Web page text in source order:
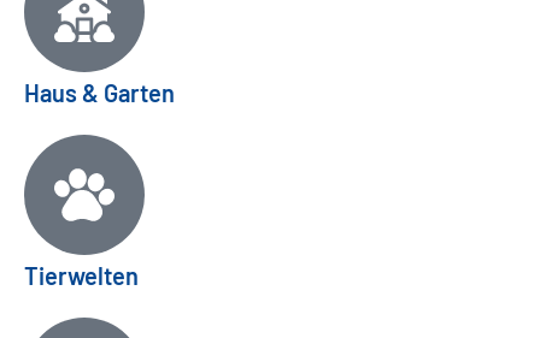
Haus & Garten
Tierwelten